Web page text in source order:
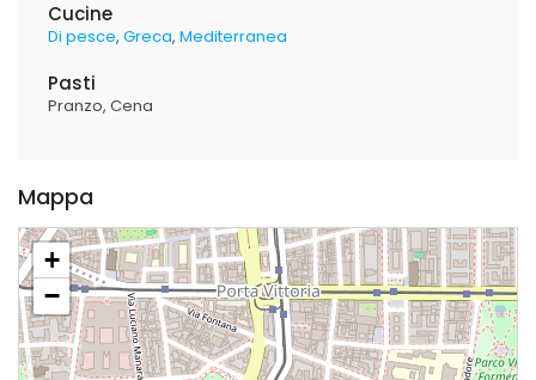
Cucine
Di pesce Greca Mediterranea
Pasti
Pranzo Cena
Mappa
+
−